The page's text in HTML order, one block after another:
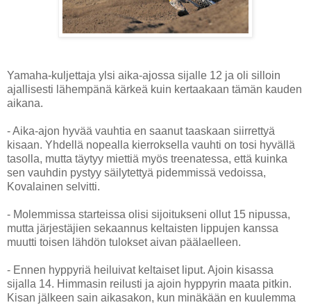
Yamaha-kuljettaja ylsi aika-ajossa sijalle 12 ja oli silloin
ajallisesti lähempänä kärkeä kuin kertaakaan tämän kauden
aikana.
- Aika-ajon hyvää vauhtia en saanut taaskaan siirrettyä
kisaan. Yhdellä nopealla kierroksella vauhti on tosi hyvällä
tasolla, mutta täytyy miettiä myös treenatessa, että kuinka
sen vauhdin pystyy säilytettyä pidemmissä vedoissa,
Kovalainen selvitti.
- Molemmissa starteissa olisi sijoitukseni ollut 15 nipussa,
mutta järjestäjien sekaannus keltaisten lippujen kanssa
muutti toisen lähdön tulokset aivan päälaelleen.
- Ennen hyppyriä heiluivat keltaiset liput. Ajoin kisassa
sijalla 14. Himmasin reilusti ja ajoin hyppyrin maata pitkin.
Kisan jälkeen sain aikasakon, kun minäkään en kuulemma